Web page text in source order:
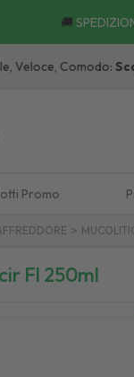
🚚
Comodo:Scoprii
Promo
>
Fl 250ml